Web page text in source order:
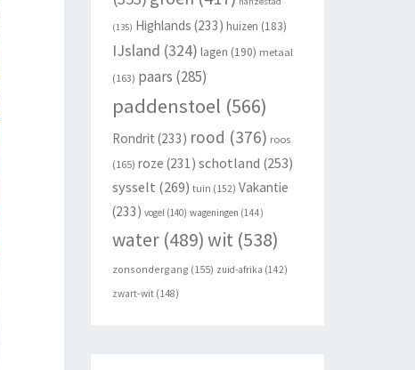
(135) Highlands (233) huizen (183)
IJsland (324) lagen (190) metaal
(163) paars (285)
paddenstoel (566)
Rondrit (233) rood (376) roos
(165) roze (231) schotland (253)
sysselt (269) tuin (152) Vakantie
(233) vogel(140) wageningen (144)
water(489)wit (538)
zonsondergang (155) zuid-afrika (142)
zwart-wit(148)